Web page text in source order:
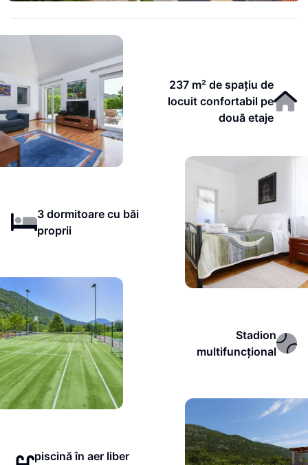
237 m² de spațiu de
locuit confortabil pe
două etaje
3 dormitoare cu băi
proprii
Stadion
multifuncțional
piscină în aer liber